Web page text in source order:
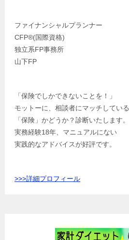
ファイナンシャルプランナー
CFP®️(国際資格)
独立系FP事務所
山下FP
「保険でしかできないことを！」
モットーに、相談者にマッチしている
「保険」かどうか？診断いたします。
実務経験18年、マニュアルにない
実践的なアドバイスが好評です。
>>>詳細プロフィール